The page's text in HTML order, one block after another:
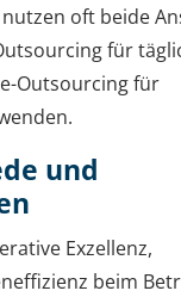
oft beide
für
Outsourcing für
und
Exzellenz,
beim